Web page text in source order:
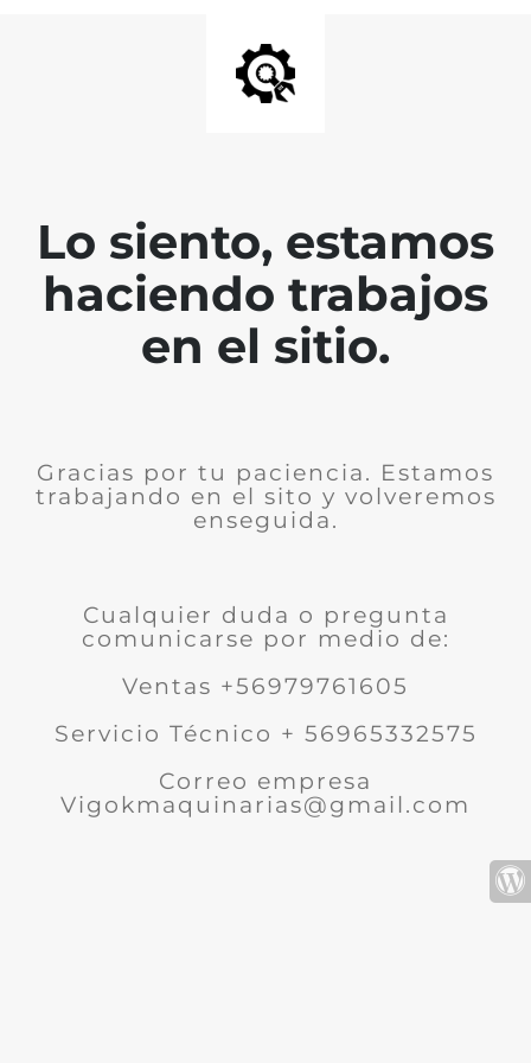
Lo siento, estamos
haciendo trabajos
en el sitio.
Gracias por tu paciencia. Estamos
trabajando en el sito y volveremos
enseguida.
Cualquier duda o pregunta
comunicarse por medio de:
Ventas +56979761605
Servicio Técnico + 56965332575
Correo empresa
Vigokmaquinarias@gmail.com